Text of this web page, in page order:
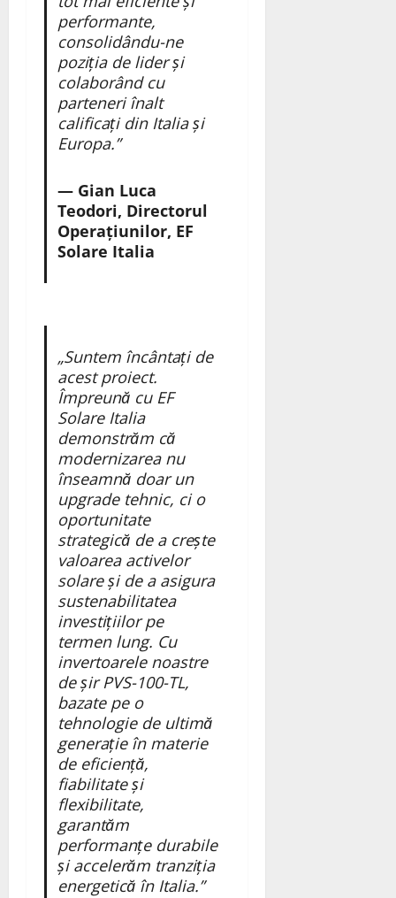
performante,
consolidându-ne
poziția de lider și
colaborând cu
parteneri înalt
calificați din Italia și
Europa.”
— Gian Luca
Teodori, Directorul
Operațiunilor, EF
Solare Italia
„Suntem încântați de
acest proiect.
Împreună cu EF
Solare Italia
demonstrăm că
modernizarea nu
înseamnă doar un
upgrade tehnic, ci o
oportunitate
strategică de a crește
valoarea activelor
solare și de a asigura
sustenabilitatea
investițiilor pe
termen lung. Cu
invertoarele noastre
de șir PVS-100-TL,
bazate pe o
tehnologie de ultimă
generație în materie
de eficiență,
fiabilitate și
flexibilitate,
garantăm
performanțe durabile
și accelerăm tranziția
energetică în Italia.”